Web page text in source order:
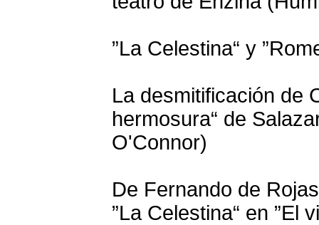
”La Celestina“ y
La desmitificación de
hermosura“ de
O'Connor)
De Fernando de
”La Celestina“ en ”El